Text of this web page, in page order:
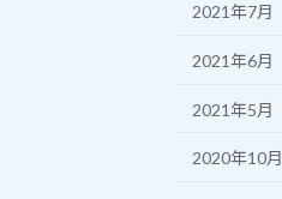
2021年7月
2021年6月
2021年5月
2020年10月